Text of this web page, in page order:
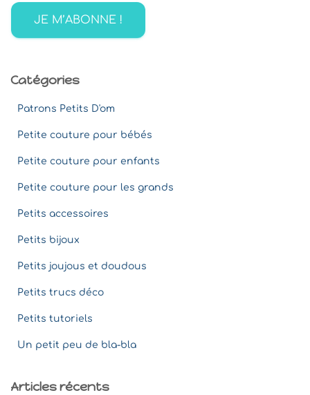
h
r
Catégories
Patrons Petits D'om
Petite couture pour bébés
Petite couture pour enfants
Petite couture pour les grands
Petits accessoires
Petits bijoux
Petits joujous et doudous
Petits trucs déco
Petits tutoriels
Un petit peu de bla-bla
Articles récents